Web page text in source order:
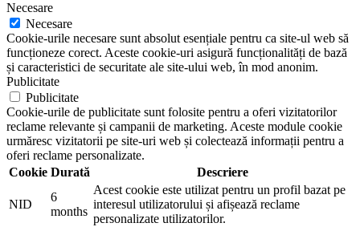
Necesare
Necesare
Cookie-urile necesare sunt absolut esențiale pentru ca site-ul web să
funcționeze corect. Aceste cookie-uri asigură funcționalități de bază
și caracteristici de securitate ale site-ului web, în mod anonim.
Publicitate
Publicitate
Cookie-urile de publicitate sunt folosite pentru a oferi vizitatorilor
reclame relevante și campanii de marketing. Aceste module cookie
urmăresc vizitatorii pe site-uri web și colectează informații pentru a
oferi reclame personalizate.
Cookie Durată Descriere
NID
6
months
Acest cookie este utilizat pentru un profil bazat pe
interesul utilizatorului și afișează reclame
personalizate utilizatorilor.